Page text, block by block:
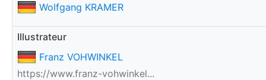
Wolfgang KRAMER
Illustrateur
Franz VOHWINKEL
https://www.franz-vohwinkel...